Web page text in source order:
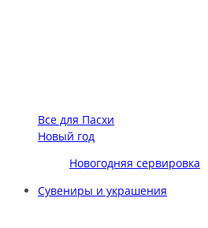
Все для Пасхи
Новый год
Новогодняя сервировка
Сувениры и украшения